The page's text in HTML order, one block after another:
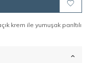
krem ile yumuşak parıltılı